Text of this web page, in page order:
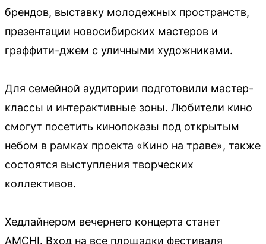
брендов, выставку молодежных пространств,
презентации новосибирских мастеров и
граффити-джем с уличными художниками.
Для семейной аудитории подготовили мастер-
классы и интерактивные зоны. Любители кино
смогут посетить кинопоказы под открытым
небом в рамках проекта «Кино на траве», также
состоятся выступления творческих
коллективов.
Хедлайнером вечернего концерта станет
AMCHI. Вход на все площадки фестиваля